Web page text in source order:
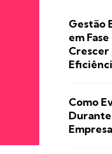
Gestão
em
Crescer
Como
Empresa